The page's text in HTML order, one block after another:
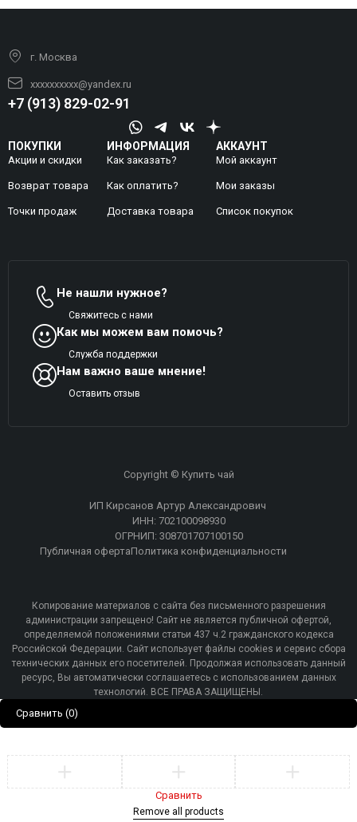
г. Москва
xxxxxxxxxx@yandex.ru
+7 (913) 829-02-91
ПОКУПКИ
Акции и скидки
Возврат товара
Точки продаж
ИНФОРМАЦИЯ
Как заказать?
Как оплатить?
Доставка товара
АККАУНТ
Мой аккаунт
Mои заказы
Список покупок
Не нашли нужное?
Свяжитесь с нами
Как мы можем вам помочь?
Служба поддержки
Нам важно ваше мнение!
Оставить отзыв
Copyright © Купить чай
ИП Кирсанов Артур Александрович
ИНН: 702100098930
ОГРНИП: 308701707100150
Публичная офертаПолитика конфиденциальности
Копирование материалов с сайта без письменного разрешения
администрации запрещено! Сайт не является публичной офертой,
определяемой положениями статьи 437 ч.2 гражданского кодекса
Российской Федерации. Сайт использует файлы cookies и сервис сбора
технических данных его посетителей. Продолжая использовать данный
ресурс, Вы автоматически соглашаетесь с использованием данных
технологий. ВСЕ ПРАВА ЗАЩИЩЕНЫ.
Сравнить (0)
Сравнить
Remove all products